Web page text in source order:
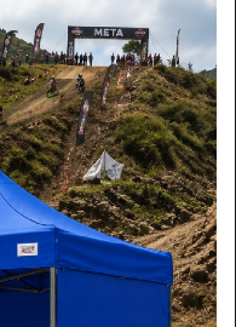
/ tijera plataforma
MAGNA
TIJERA 3 PELDAÑOS